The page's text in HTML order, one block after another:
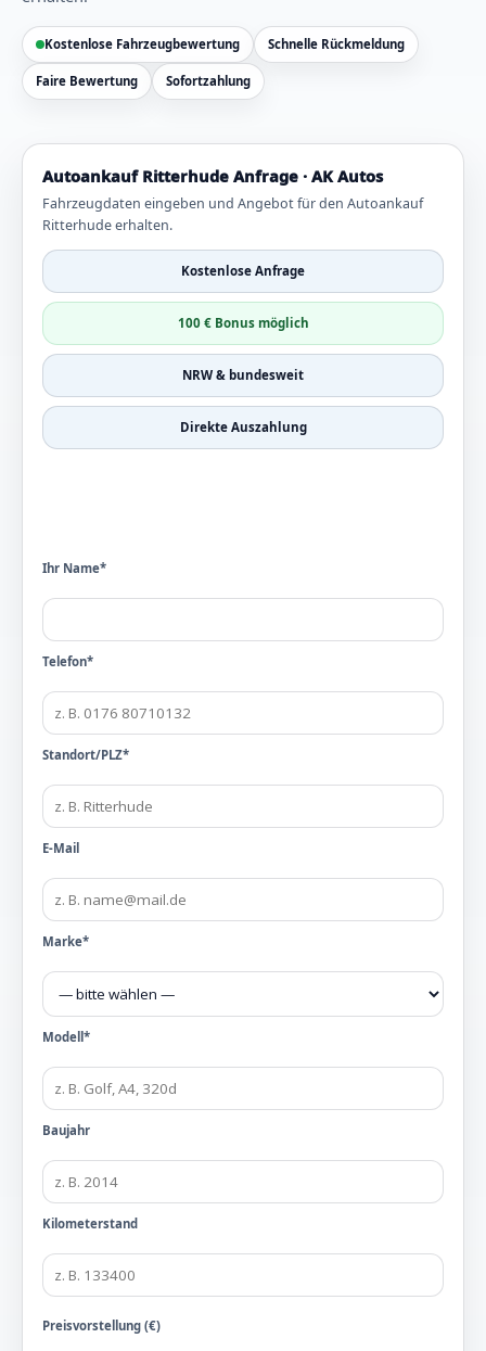
Kostenlose Fahrzeugbewertung Schnelle Rückmeldung
Faire Bewertung Sofortzahlung
Autoankauf Ritterhude Anfrage · AK Autos
Fahrzeugdaten eingeben und Angebot für den Autoankauf
Ritterhude erhalten.
Kostenlose Anfrage
100 € Bonus möglich
NRW & bundesweit
Direkte Auszahlung
Ihr Name*
Telefon*
Standort/PLZ*
E-Mail
Marke*
Modell*
Baujahr
Kilometerstand
Preisvorstellung (€)